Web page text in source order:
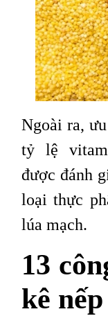
Ngoài ra,
tỷ lệ
được đánh
loại thực
lúa mạch.
13
kê